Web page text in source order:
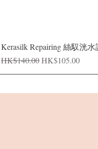
Kerasilk Repairing 絲馭洸
一般價格
HK$140.00促銷價格
HK$105.00